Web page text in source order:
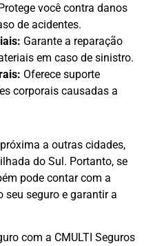
você contra danos
de acidentes.
Garante a reparação
em caso de sinistro.
Oferece suporte
corporais causadas a
a outras cidades,
do Sul. Portanto, se
pode contar com a
seu seguro e garantir a
com a CMULTI Seguros